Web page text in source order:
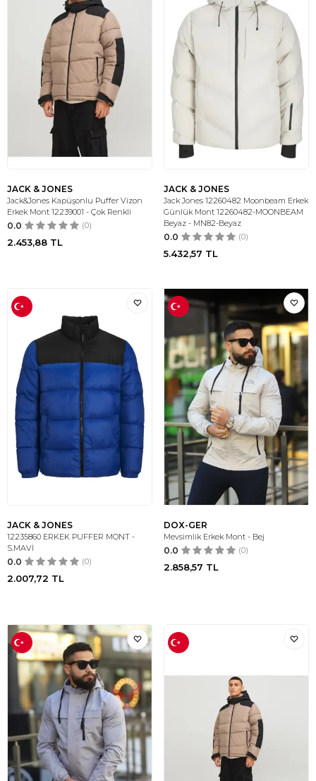
JACK & JONES
Jack&Jones Kapüşonlu Puffer Vizon
Erkek Mont 12239001 - Çok Renkli
0.0 (0)
2.453,88 TL
JACK & JONES
Jack Jones 12260482 Moonbeam Erkek
Günlük Mont 12260482-MOONBEAM
Beyaz - MN82-Beyaz
0.0 (0)
5.432,57 TL
JACK & JONES
12235860 ERKEK PUFFER MONT -
S.MAVİ
0.0 (0)
2.007,72 TL
DOX-GER
Mevsimlik Erkek Mont - Bej
0.0 (0)
2.858,57 TL